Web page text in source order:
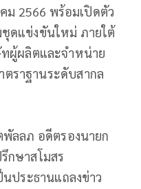
ม 2566 พร้อมเปิดตัว
ดแข่งขันใหม่ ภายใต้
ผู้ผลิตและจำหน่าย
ราฐานระดับสากล
ลลภ อดีตรองนายก
กษาสโมสร
ประธานแถลงข่าว